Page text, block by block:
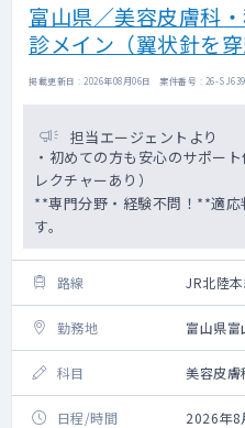
富山県／美容皮膚科
診メイン（翼状針を穿
掲載更新日 : 2026年08月06日 案件番号 : 26-
担当エージェントより
・初めての方も安心のサポー
レクチャーあり）
**専門分野・経験不問！**適
す。
路線 JR北陸
勤務地 富山県富
科目 美容皮膚
日程/時間 2026年8